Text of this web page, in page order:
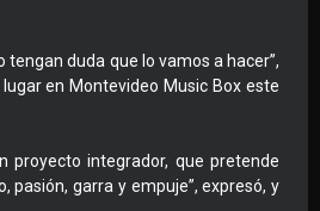
duda que lo vamos a hacer”,
en Montevideo Music Box este
proyecto integrador, que pretende
pasión, garra y empuje”, expresó, y